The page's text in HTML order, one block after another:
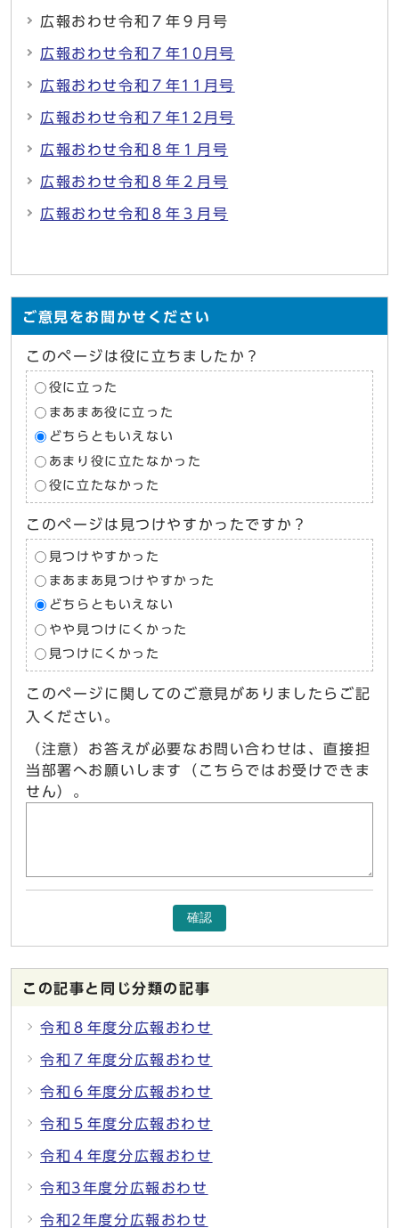
広報おわせ令和７年９月号
広報おわせ令和７年10月号
広報おわせ令和７年11月号
広報おわせ令和７年12月号
広報おわせ令和８年１月号
広報おわせ令和８年２月号
広報おわせ令和８年３月号
ご意見をお聞かせください
このページは役に立ちましたか？
役に立った
まあまあ役に立った
どちらともいえない
あまり役に立たなかった
役に立たなかった
このページは見つけやすかったですか？
見つけやすかった
まあまあ見つけやすかった
どちらともいえない
やや見つけにくかった
見つけにくかった
このページに関してのご意見がありましたらご記
入ください。
（注意）お答えが必要なお問い合わせは、直接担
当部署へお願いします（こちらではお受けできま
せん）。
確認
この記事と同じ分類の記事
令和８年度分広報おわせ
令和７年度分広報おわせ
令和６年度分広報おわせ
令和５年度分広報おわせ
令和４年度分広報おわせ
令和3年度分広報おわせ
令和2年度分広報おわせ